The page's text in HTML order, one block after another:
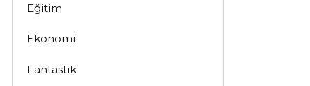
Eğitim
Ekonomi
Fantastik